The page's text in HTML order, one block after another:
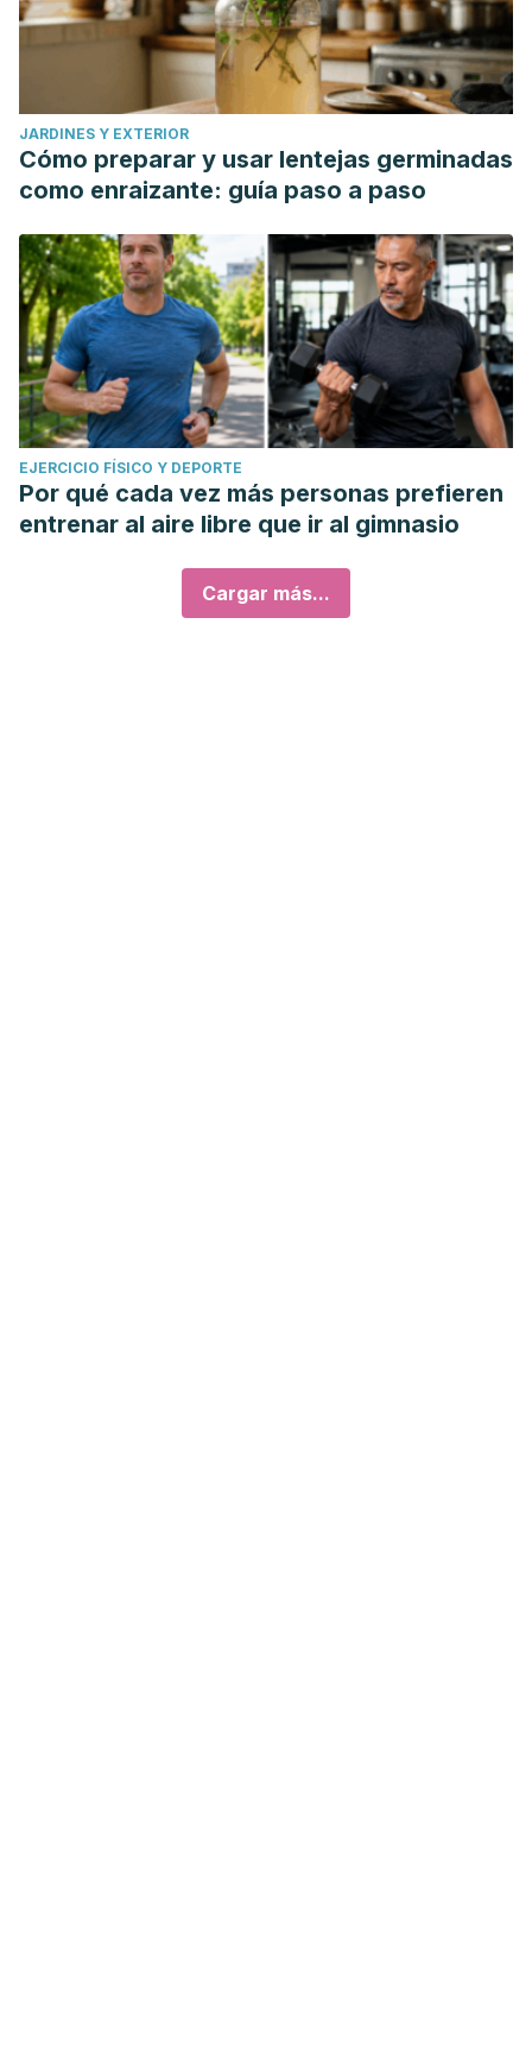
JARDINES Y EXTERIOR
Cómo preparar y usar lentejas germinadas
como enraizante: guía paso a paso
EJERCICIO FÍSICO Y DEPORTE
Por qué cada vez más personas prefieren
entrenar al aire libre que ir al gimnasio
Cargar más...